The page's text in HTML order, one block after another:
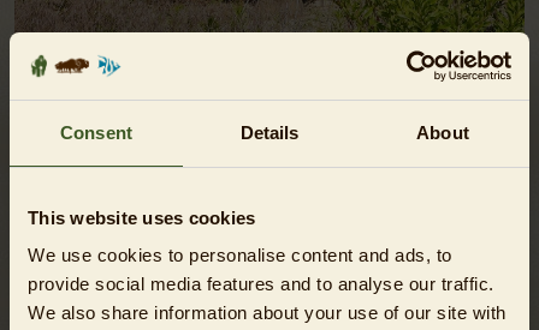
Consent Details About
This website uses cookies
We use cookies to personalise content and ads, to
provide social media features and to analyse our traffic.
We also share information about your use of our site with
Im Reich der Grauen Riesen!